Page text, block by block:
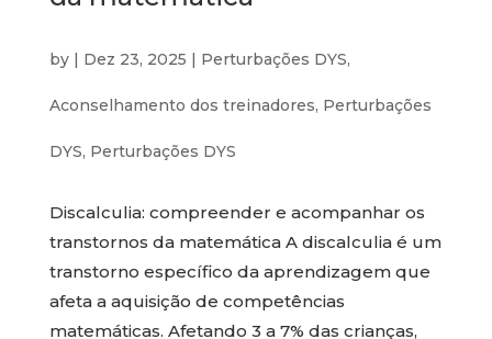
by | Dez 23, 2025 | Perturbações DYS,
Aconselhamento dos treinadores, Perturbações
DYS, Perturbações DYS
Discalculia: compreender e acompanhar os
transtornos da matemática A discalculia é um
transtorno específico da aprendizagem que
afeta a aquisição de competências
matemáticas. Afetando 3 a 7% das crianças,